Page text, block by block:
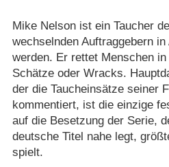
Mike Nelson ist ein Taucher
wechselnden Auftraggebern
werden. Er rettet Menschen
Schätze oder Wracks.
der die Taucheinsätze seiner
kommentiert, ist die einzige
auf die Besetzung der Serie,
deutsche Titel nahe legt,
spielt.